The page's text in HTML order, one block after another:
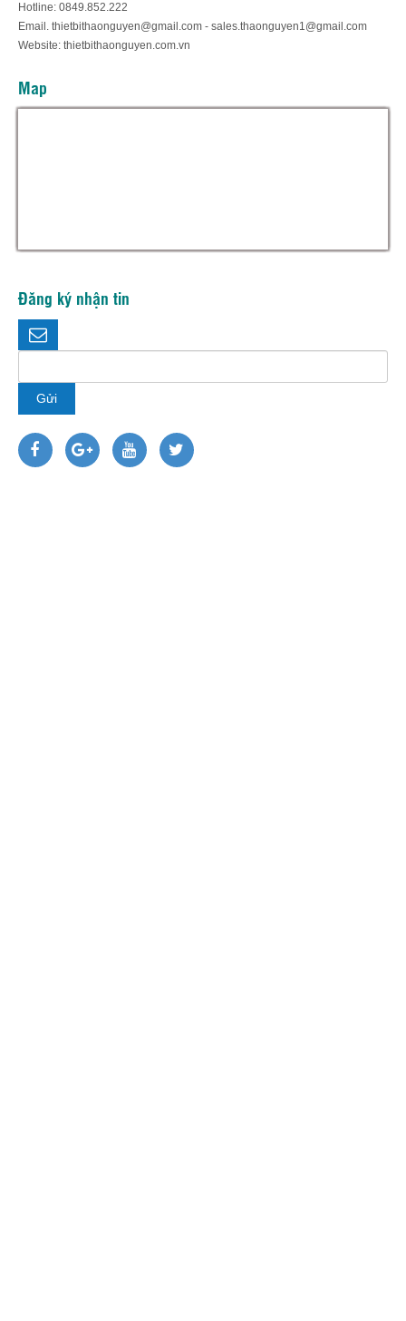
Hotline: 0849.852.222
Email. thietbithaonguyen@gmail.com - sales.thaonguyen1@gmail.com
Website: thietbithaonguyen.com.vn
Map
Đăng ký nhận tin